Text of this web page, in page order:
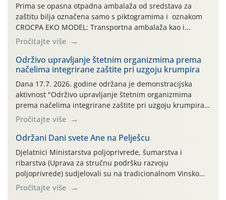
Prima se opasna otpadna ambalaža od sredstava za
zaštitu bilja označena samo s piktogramima i oznakom
CROCPA EKO MODEL: Transportna ambalaža kao i
ambalaža drugih proizvoda koji nisu sredstva za zaštitu
bilja (npr. ambalaža od mineralnih gnojiva,) se ne
prihvaća. Korisnicima je osiguran besplatni povrat
prazne ambalaže isključivo ovih tvrtki: AGROCHEM-MAKS,
AGRONOM, ALBAUGH TKI* (PINUS […]
Pročitajte više
Održivo upravljanje štetnim organizmima prema
načelima integrirane zaštite pri uzgoju krumpira
Dana 17.7. 2026. godine održana je demonstracijska
aktivnost "Održivo upravljanje štetnim organizmima
prema načelima integrirane zaštite pri uzgoju krumpira"
na pokusnom polju "Poredje", kraj naselja Belica (ARKOD
parcela ID 2445031) (središnji dio Međimurske županije).
Pročitajte više
Održani Dani svete Ane na Pelješcu
Djelatnici Ministarstva poljoprivrede, šumarstva i
ribarstva (Uprava za stručnu podršku razvoju
poljoprivrede) sudjelovali su na tradicionalnom Vinskom
forumu, održanom 24.07.2026. godine u Domu vinarske
tradicije u Putnikovićima na poluotoku Pelješcu, u
Pročitajte više